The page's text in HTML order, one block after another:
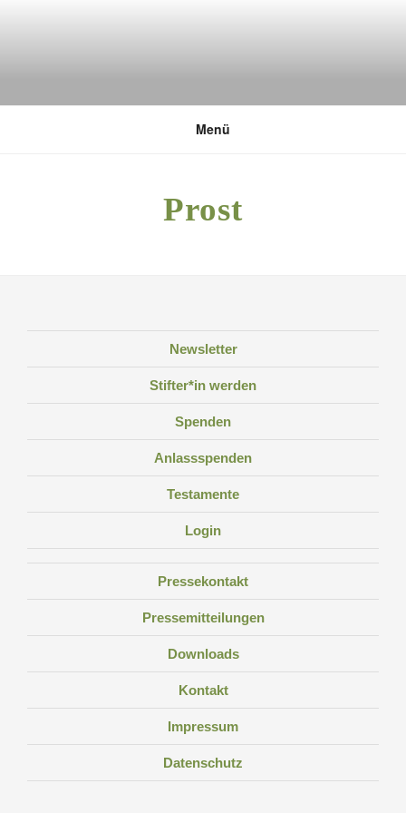
DEUTSCHE UMWELTSTIFTUNG
Menü
Prost
Newsletter
Stifter*in werden
Spenden
Anlassspenden
Testamente
Login
Pressekontakt
Pressemitteilungen
Downloads
Kontakt
Impressum
Datenschutz